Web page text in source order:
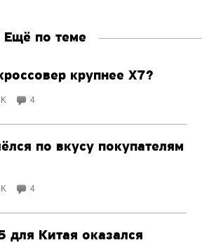
Ещё по теме
крупнее X7?
4
по вкусу покупателям
4
для Китая оказался